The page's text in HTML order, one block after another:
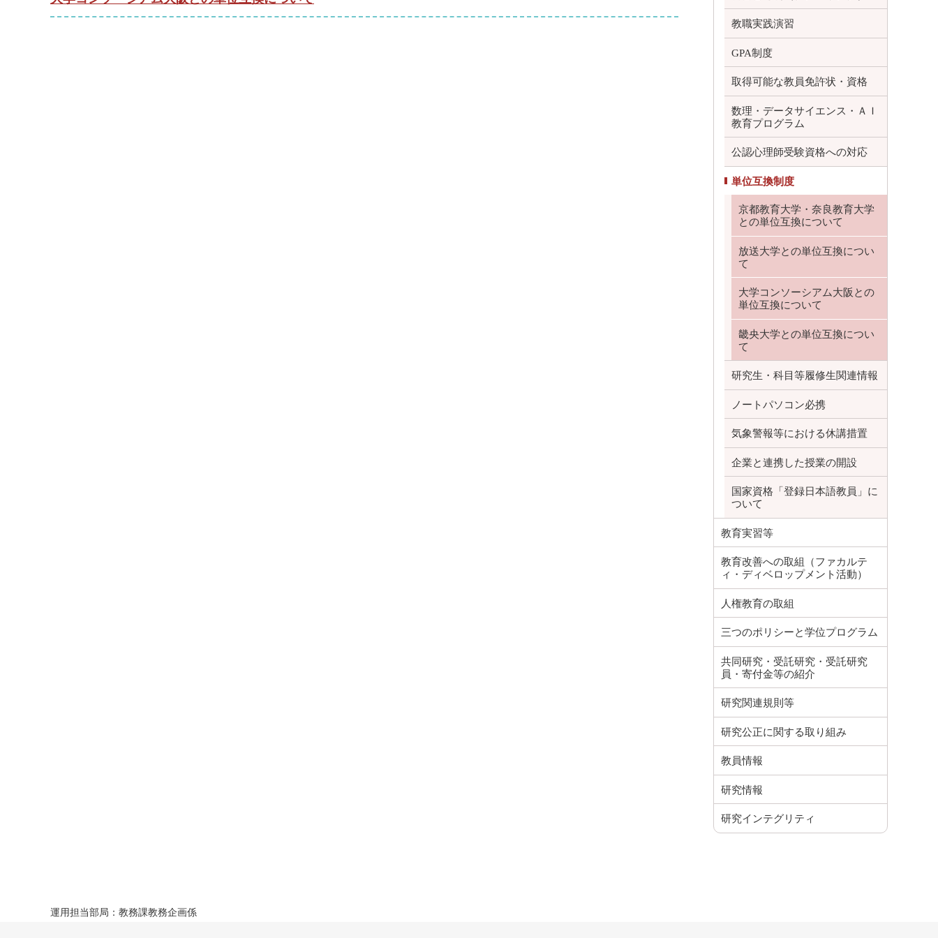
教職実践演習
GPA制度
取得可能な教員免許状・資格
数理・データサイエンス・ＡＩ
教育プログラム
公認心理師受験資格への対応
単位互換制度
京都教育大学・奈良教育大学
との単位互換について
放送大学との単位互換につい
て
大学コンソーシアム大阪との
単位互換について
畿央大学との単位互換につい
て
研究生・科目等履修生関連情報
ノートパソコン必携
気象警報等における休講措置
企業と連携した授業の開設
国家資格「登録日本語教員」に
ついて
教育実習等
教育改善への取組（ファカルテ
ィ・ディベロップメント活動）
人権教育の取組
三つのポリシーと学位プログラム
共同研究・受託研究・受託研究
員・寄付金等の紹介
研究関連規則等
研究公正に関する取り組み
教員情報
研究情報
研究インテグリティ
運用担当部局：教務課教務企画係